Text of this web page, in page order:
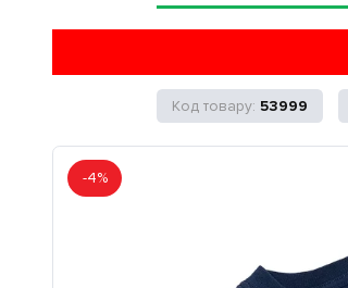
53999
-4%